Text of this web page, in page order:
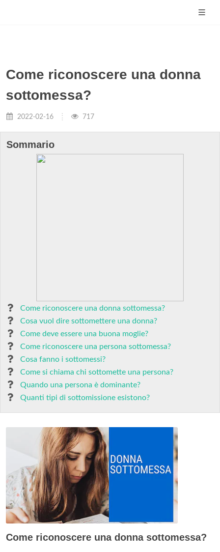
Come riconoscere una donna
sottomessa?
2022-02-16 717
Sommario
Come riconoscere una donna sottomessa?
Cosa vuol dire sottomettere una donna?
Come deve essere una buona moglie?
Come riconoscere una persona sottomessa?
Cosa fanno i sottomessi?
Come si chiama chi sottomette una persona?
Quando una persona è dominante?
Quanti tipi di sottomissione esistono?
Come riconoscere una donna sottomessa?